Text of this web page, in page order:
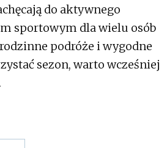
do aktywnego
sportowym dla wielu osób
podróże i wygodne
sezon, warto wcześniej
.